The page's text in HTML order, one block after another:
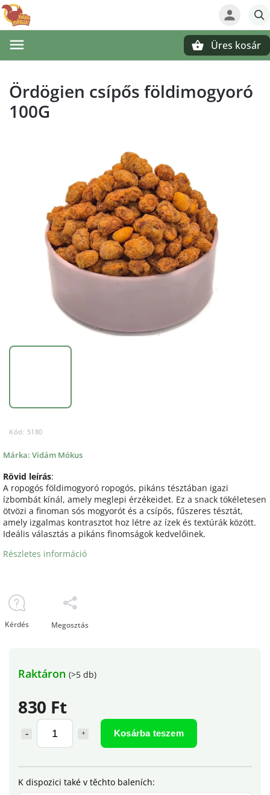
Üres kosár
Ördögien csípős földimogyoró
100G
Kód: 5180
Márka: Vidám Mókus
830 Ft
Kosárba teszem
Raktáron (>5 db)
Rövid leírás:
A ropogós földimogyoró ropogós, pikáns tésztában igazi
ízbombát kínál, amely meglepi érzékeidet. Ez a snack tökéletesen
ötvözi a finoman sós mogyorót és a csípős, fűszeres tésztát,
amely izgalmas kontrasztot hoz létre az ízek és textúrák között.
Ideális választás a pikáns finomságok kedvelőinek.
Részletes információ
Kérdés Megosztás